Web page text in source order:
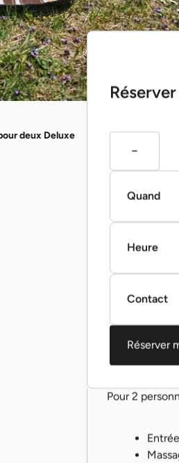
deux Deluxe
Pour 2
Quand
Heure
Contact
Réserver